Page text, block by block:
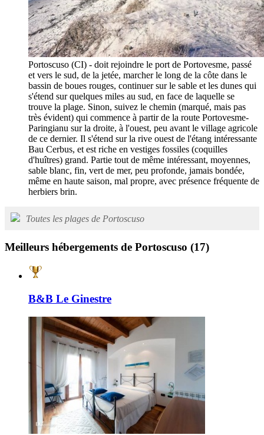
Portoscuso (CI) - doit rejoindre le port de Portovesme, passé
et vers le sud, de la jetée, marcher le long de la côte dans le
bassin de boues rouges, continuer sur le sable et les dunes qui
s'étend sur quelques miles au sud, en face de laquelle se
trouve la plage. Sinon, suivez le chemin (marqué, mais pas
très évident) qui commence à partir de la route Portovesme-
Paringianu sur la droite, à l'ouest, peu avant le village agricole
de ce dernier. Il s'étend sur la rive ouest de l'étang intéressante
Bau Cerbus, et est riche en vestiges fossiles (coquilles
d'huîtres) grand. Partie tout de même intéressant, moyennes,
sable blanc, fin, vert de mer, peu profonde, jamais bondée,
même en haute saison, mal propre, avec présence fréquente de
herbiers brin.
Toutes les plages de Portoscuso
Meilleurs hébergements de Portoscuso (17)
B&B Le Ginestre